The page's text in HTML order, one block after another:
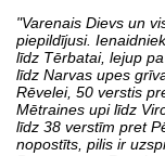
"Varenais Dievs un
piepildījusi.
līdz Tērbatai, lejup
līdz Narvas upes
Rēvelei, 50 verstis
Mētraines upi līdz
līdz 38 verstīm pret
nopostīts, pilis ir